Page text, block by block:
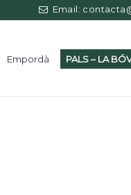
Email:
Empordà PALS – LA